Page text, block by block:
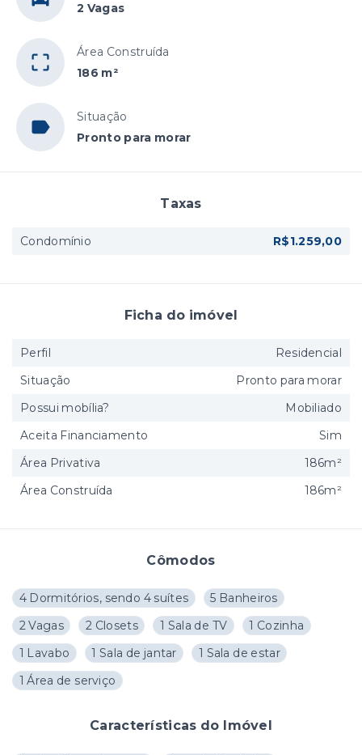
2 Vagas
Área Construída
186 m²
Situação
Pronto para morar
Cômodos
4 Dormitórios, sendo 4 suítes
5 Banheiros
2 Vagas
2 Closets 1 Sala de TV
1 Cozinha
1 Lavabo
1 Sala de jantar
1 Sala de estar
1 Área de serviço
Características do Imóvel
Taxas
Condomínio R$1.259,00
Ficha do imóvel
Perfil
Residencial
Situação
Pronto para morar
Possui mobília?
Mobiliado
Aceita Financiamento
Sim
Área Privativa
186m²
Área Construída
186m²